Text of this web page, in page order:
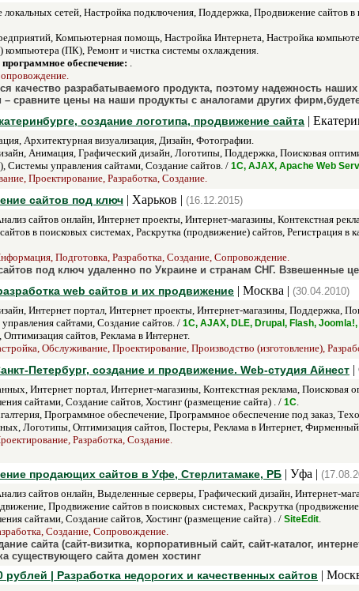
локальных сетей, Настройка подключения, Поддержка, Продвижение сайтов
Компьютерная помощь, Настройка Интернета, Настройка
компьютера (ПК), Ремонт и чистка системы охлаждения.
обеспечение: .
качество разрабатываемого продукта, поэтому надежность
сравните цены на наши продукты с аналогами других
создание логотипа, продвижение сайта |
Архитектурная визуализация, Дизайн, Фотографии.
Анимация, Графический дизайн, Логотипы, Поддержка, Поисковая
Системы управления сайтами, Создание сайтов. / 1С, AJAX, Apache Web
Проектирование, Разработка, Создание.
сайтов под ключ | Харьков | (16.12.2015)
сайтов онлайн, Интернет проекты, Интернет-магазины, Контекстная
в поисковых системах, Раскрутка (продвижение) сайтов, Регистрация
Подготовка, Разработка, Создание, Сопровождение.
под ключ удаленно по Украине и странам СНГ. Взвешенные
web сайтов и их продвижение | Москва | (30.04.2010)
Интернет портал, Интернет проекты, Интернет-магазины, Поддержка,
сайтами, Создание сайтов. / 1С, AJAX, DLE, Drupal, Flash,
сайтов, Реклама в Интернет.
Обслуживание, Проектирование, Производство (изготовление),
Петербург, создание и продвижение. Web-студия Айнест |
Интернет портал, Интернет-магазины, Контекстная реклама,
сайтами, Создание сайтов, Хостинг (размещение сайта) . / 1С.
Программное обеспечение, Программное обеспечение под заказ,
Логотипы, Оптимизация сайтов, Постеры, Реклама в Интернет, Фирменный
Разработка, Создание.
продающих сайтов в Уфе, Стерлитамаке, РБ | Уфа |
сайтов онлайн, Выделенные серверы, Графический дизайн, Интернет-
Продвижение сайтов в поисковых системах, Раскрутка
сайтами, Создание сайтов, Хостинг (размещение сайта) . / SiteEdit.
Создание, Сопровождение.
сайта (сайт-визитка, корпоративный сайт, сайт-каталог,
существующего сайта домен хостинг
рублей | Разработка недорогих и качественных сайтов |